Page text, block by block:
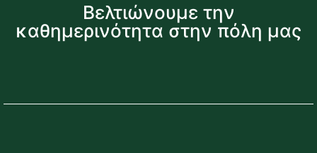
Βελτιώνουμε την
καθημερινότητα στην πόλη μας